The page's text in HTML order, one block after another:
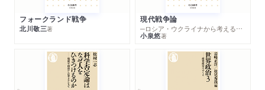
意味のある比較可能性
実質有線主義
フォークランド戦争
北川敬三著
現代戦争論
─ロシア・ウクライナから考える世界の行方
小泉悠著